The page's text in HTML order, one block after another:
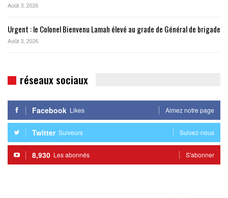
Août 3, 2026
Urgent : le Colonel Bienvenu Lamah élevé au grade de Général de brigade
Août 3, 2026
réseaux sociaux
Facebook Likes Aimez notre page
Twitter Suiveurs Suivez-nous
8,930 Les abonnés S'abonner